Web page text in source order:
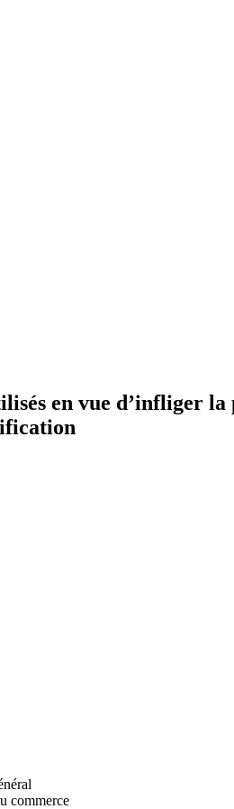
en vue d’infliger
commerce